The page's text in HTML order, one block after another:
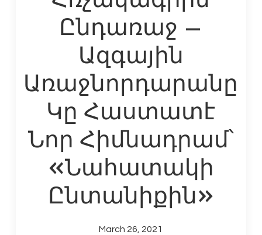
Ընդառաջ –
Ազգային
Առաջնորդարանը
Կը Հաստատէ
Նոր Հիմնադրամ՝
«Նահատակի
Ընտանիքին»
March 26, 2021